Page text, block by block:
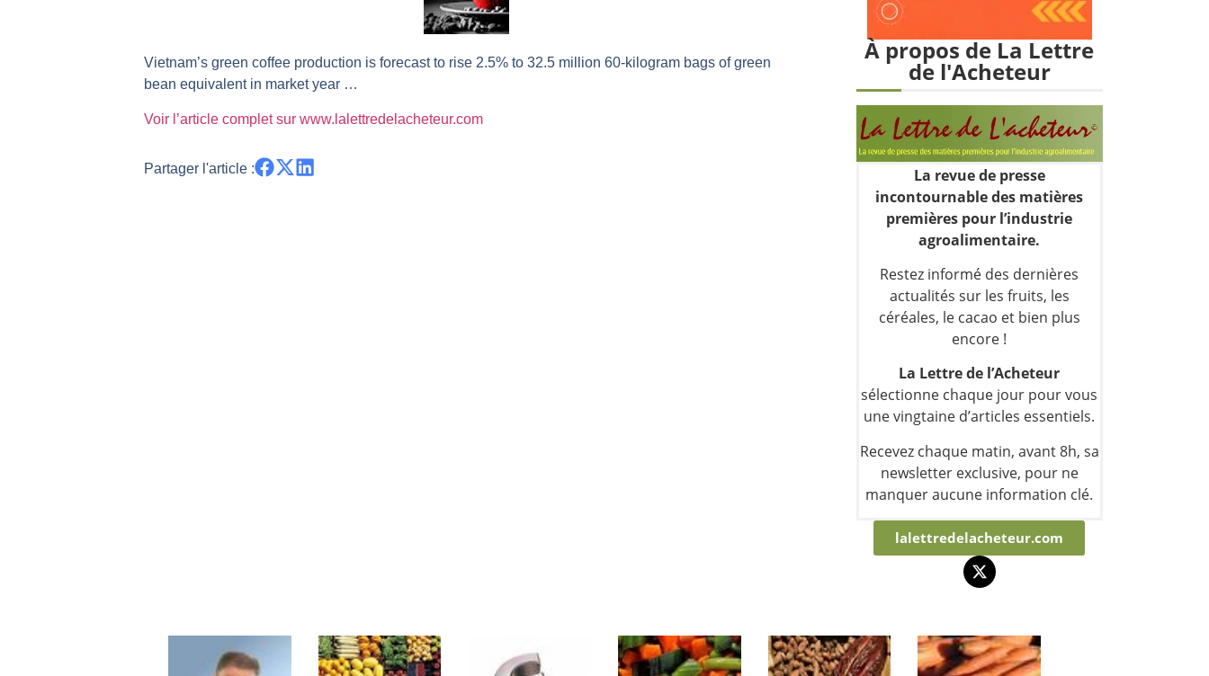
TELEPERFORMANCE : Faut-il acheter avant les résultats ? | Daniel Cohen de Lara – Market Movers
Christian Parisot : Les marchés à l’épreuve des signaux | Interview Économique
S&P500 : Des records, mais toujours de la vigueur | Ludovick Bertola – Les Echos de Wall Street
NASDAQ : La tendance haussière reste intacte | Ludovick Bertola – Les Echos de Wall Street
FERRARI : Un parcours toujours sans faute | Bernard Prats-Desclaux – Market Movers
Vietnam’s green coffee production is forecast to rise 2.5% to 32.5 million 60-kilogram bags of green
bean equivalent in market year …
Voir l’article complet sur www.lalettredelacheteur.com
Partager l'article :
À propos de La Lettre
de l'Acheteur
La revue de presse
incontournable des matières
premières pour l’industrie
agroalimentaire.
Restez informé des dernières
actualités sur les fruits, les
céréales, le cacao et bien plus
encore !
La Lettre de l’Acheteur
sélectionne chaque jour pour vous
une vingtaine d’articles essentiels.
Recevez chaque matin, avant 8h, sa
newsletter exclusive, pour ne
manquer aucune information clé.
lalettredelacheteur.com